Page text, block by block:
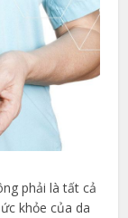
phải là tất cả
khỏe của da